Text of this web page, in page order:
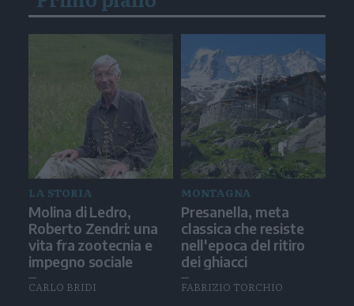
LA STORIA
Molina di Ledro,
Roberto Zendri: una
vita fra zootecnia e
impegno sociale
CARLO BRIDI
MONTAGNA
Presanella, meta
classica che resiste
nell'epoca del ritiro
dei ghiacci
FABRIZIO TORCHIO